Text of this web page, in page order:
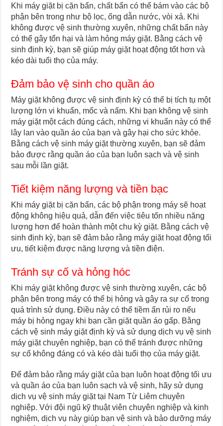
Khi máy giặt bị cặn bẩn, chất bẩn có thể bám vào các bộ
phận bên trong như bộ lọc, ống dẫn nước, vòi xả. Khi
không được vệ sinh thường xuyên, những chất bẩn này
có thể gây tổn hại và làm hỏng máy giặt. Bằng cách vệ
sinh định kỳ, bạn sẽ giúp máy giặt hoạt động tốt hơn và
kéo dài tuổi thọ của máy.
Đảm bảo vệ sinh cho quần áo
Máy giặt không được vệ sinh định kỳ có thể bị tích tụ một
lượng lớn vi khuẩn, mốc và nấm. Khi bạn không vệ sinh
máy giặt một cách đúng cách, những vi khuẩn này có thể
lây lan vào quần áo của bạn và gây hại cho sức khỏe.
Bằng cách vệ sinh máy giặt thường xuyên, bạn sẽ đảm
bảo được rằng quần áo của bạn luôn sạch và vệ sinh
sau mỗi lần giặt.
Tiết kiệm năng lượng và tiền bạc
Khi máy giặt bị cặn bẩn, các bộ phận trong máy sẽ hoạt
động không hiệu quả, dẫn đến việc tiêu tốn nhiều năng
lượng hơn để hoàn thành một chu kỳ giặt. Bằng cách vệ
sinh định kỳ, bạn sẽ đảm bảo rằng máy giặt hoạt động tối
ưu, tiết kiệm được năng lượng và tiền điện.
Tránh sự cố và hỏng hóc
Khi máy giặt không được vệ sinh thường xuyên, các bộ
phận bên trong máy có thể bị hỏng và gây ra sự cố trong
quá trình sử dụng. Điều này có thể tiềm ẩn rủi ro nếu
máy bị hỏng ngay khi bạn cần giặt quần áo gấp. Bằng
cách vệ sinh máy giặt định kỳ và sử dụng dịch vụ vệ sinh
máy giặt chuyên nghiệp, bạn có thể tránh được những
sự cố không đáng có và kéo dài tuổi thọ của máy giặt.
Để đảm bảo rằng máy giặt của bạn luôn hoạt động tối ưu
và quần áo của bạn luôn sạch và vệ sinh, hãy sử dụng
dịch vụ vệ sinh máy giặt tại Nam Từ Liêm chuyên
nghiệp. Với đội ngũ kỹ thuật viên chuyên nghiệp và kinh
nghiệm, dịch vụ này giúp bạn vệ sinh và bảo dưỡng máy